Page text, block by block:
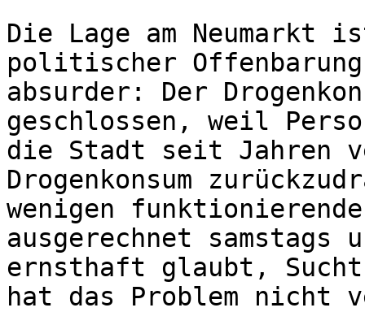
Die Lage am
politischer
absurder: Der
geschlossen, weil
die Stadt seit Jahren
Drogenkonsum
wenigen
ausgerechnet samstags
ernsthaft glaubt, Sucht
hat das Problem nicht